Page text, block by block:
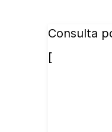
Consulta
[